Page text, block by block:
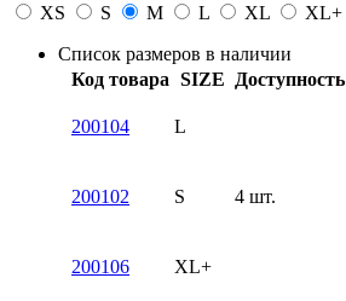
XS
S M L XL XL+
Список размеров в наличии
Код товара SIZE Доступность
200104 L
200102 S 4 шт.
200106 XL+